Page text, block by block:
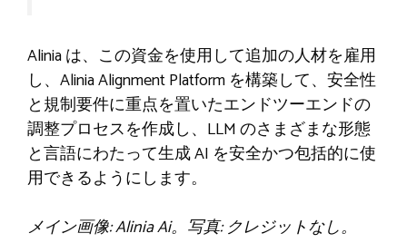
Alinia は、この資金を使用して追加の人材を雇用
し、Alinia Alignment Platform を構築して、安全性
と規制要件に重点を置いたエンドツーエンドの
調整プロセスを作成し、LLM のさまざまな形態
と言語にわたって生成 AI を安全かつ包括的に使
用できるようにします。
メイン画像: Alinia Ai。写真: クレジットなし。